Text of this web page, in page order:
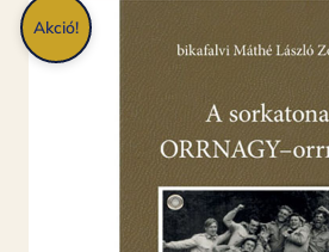
Akció!